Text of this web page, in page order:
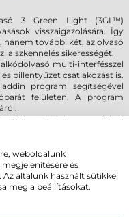
3 Green Light (3GL™)
visszaigazolására. Így
hanem további két, az olvasó
a szkennelés sikerességét.
multi-interfésszel
billentyűzet csatlakozást is.
program segítségével
felületen. A program
3 év garanciával
ISMERJE MEG
weboldalunk
és
általunk használt sütikkel
meg a beállításokat.